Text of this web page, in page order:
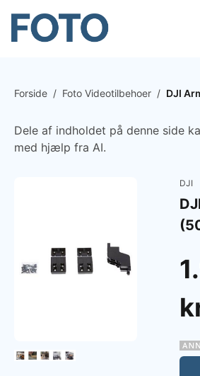
Forside / Foto Videotilbehoer / DJI
Dele af indholdet på denne side
med hjælp fra AI.
DJI